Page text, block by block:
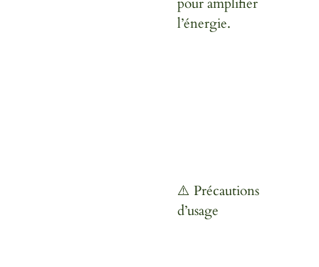
l’énergie.
⚠️ Précautions
d’usage